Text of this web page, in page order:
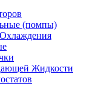
(помпы)
Жидкости